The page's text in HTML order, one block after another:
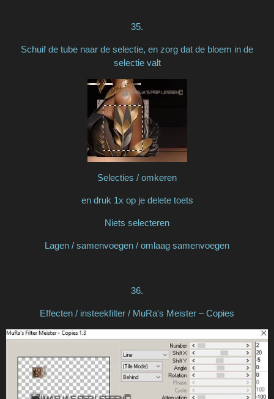
35.
Schuif de tube naar de selectie, en zorg dat de bloem in de
selectie valt
Selecties / omkeren
en druk 1x op je delete toets
Niets selecteren
Lagen / samenvoegen / omlaag samenvoegen
36.
Effecten / insteekfilter / MuRa's Meister – Copies